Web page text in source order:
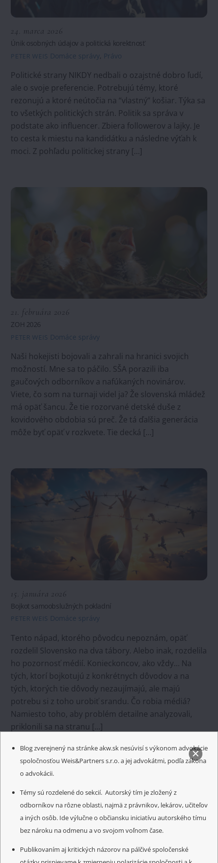
Blog zverejnený na stránke akw.sk nesúvisí s výkonom advokácie
spoločnosťou Weis&Partners s.r.o. a jej advokátmi, podľa zákona
o advokácii.
Témy sú rozdelené do sekcií. Autorský tím je zložený z
odborníkov na rôzne oblasti, najmä z právnikov, lekárov, učiteľov
a iných osôb. Ide výlučne o občiansku iniciatívu autorského tímu
bez nároku na odmenu a vo svojom voľnom čase.
Publikovaním aj kritických názorov na pálčivé spoločenské
24. marca 2026
Únik osobných údajov a politická korektnosť
PETER WEIS Domáce správy, Právo
Politické strany NIKDY nedbali o ozajstné dobro ľudí,
ale o svoje preferencie. Potrebujú témy, ktoré
rezonujú a ktoré neútočia na “vlastný” košiar. Týka sa
to všetkých politických strán. Politik sa správa v
podstate ako influencer. Zbiera followerov a lajky. Je
to cesta k miestu na kandidátku a následne výťah k
moci. Z pohľadu politickej strany […]
21. februára 2026
ZOH 2026
PETER WEIS Domáce správy
Naši hokejisti bojovali a zahrali na hranici svojich
možností. Mne sa to páčilo. SŠA porazili iba
gaučových odborníkov a nafúkaných novinárov.
Viete, čo som na turnaji videl ja? Že slovenská mládež
má opäť šancu. Že tie rozorvané detské duše z
kovidového obdobia sú preč. Že tá ďalšia generácia
môže byť opäť v rozkvete. Tie decká […]
15. januára 2026
Bojkot samoobslužných pokladní
PETER WEIS Domáce správy
Tento nápad, ktorého pôvodcu nepoznám, opäť
rozdelil Slovensko na dva tábory. Alebo inak, rozdelila
ho pozornosť médií. Konieckoncov, ako vždy… Na
tých, ktorí bojkotujú z konkrétnych dôvodov a na
tých, ktorých tie dôvody nezaujímajú, ale majú
potrebu si z toho urobiť srandu. Čo robia médiá?
Namiesto toho, aby problém detailne analyzovali,
priklonili sa na stranu […]